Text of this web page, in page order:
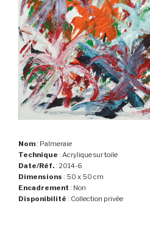
Nom : Palmeraie
Technique : Acrylique sur toile
Date/Réf. : 2014-6
Dimensions : 50 x 50 cm
Encadrement : Non
Disponibilité : Collection privée